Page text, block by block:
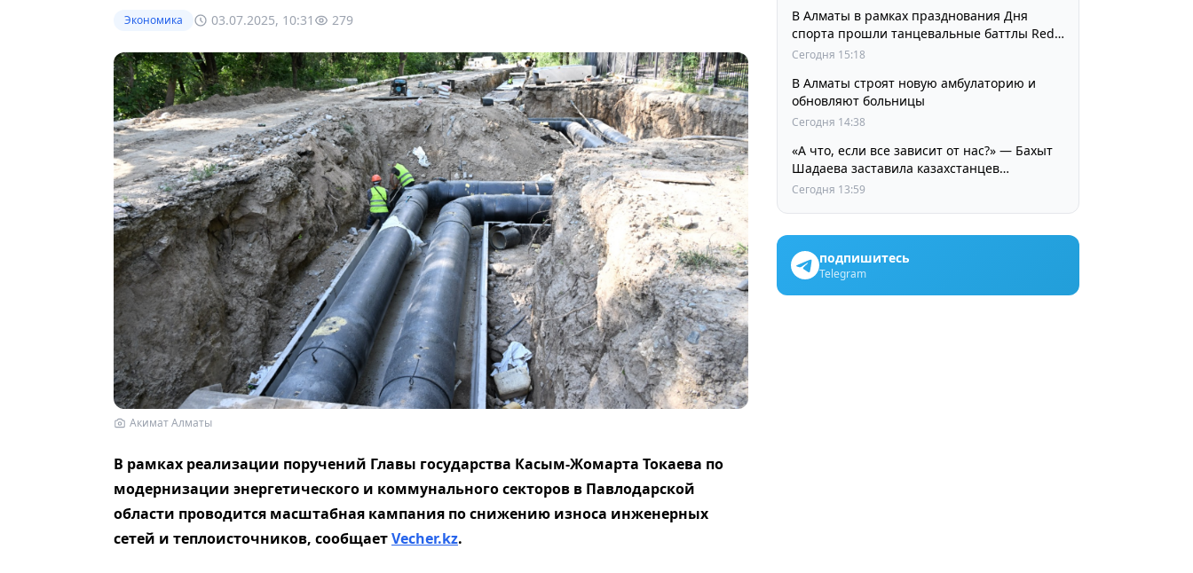
Экономика 03.07.2025, 10:31 279
Акимат Алматы
В рамках реализации поручений Главы государства Касым-Жомарта Токаева по
модернизации энергетического и коммунального секторов в Павлодарской
области проводится масштабная кампания по снижению износа инженерных
сетей и теплоисточников, сообщаетVecher.kz.
В Алматы в рамках празднования Дня
спорта прошли танцевальные баттлы Red
Bull Dance Your Style
Сегодня 15:18
В Алматы строят новую амбулаторию и
обновляют больницы
Сегодня 14:38
«А что, если все зависит от нас?» — Бахыт
Шадаева заставила казахстанцев
остановиться и задуматься
Сегодня 13:59
подпишитесь
Telegram